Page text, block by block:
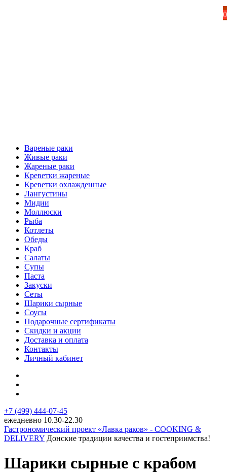
Вареные раки
Живые раки
Жареные раки
Креветки жареные
Креветки охлажденные
Лангустины
Мидии
Моллюски
Рыба
Котлеты
Обеды
Краб
Салаты
Супы
Паста
Закуски
Сеты
Шарики сырные
Соусы
Подарочные сертификаты
Скидки и акции
Доставка и оплата
Контакты
Личный кабинет
+7 (499) 444-07-45
ежедневно 10.30-22.30
Гастрономический проект «Лавка раков» - COOKING &
DELIVERY Донские традиции качества и гостеприимства!
Шарики сырные с крабом
0